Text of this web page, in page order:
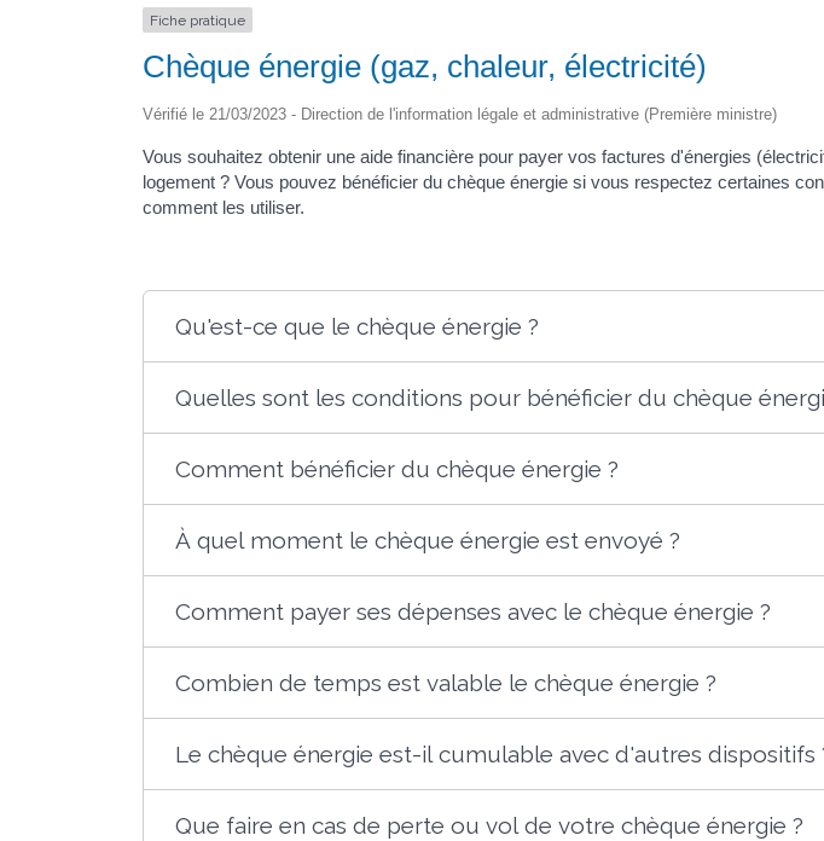
Fiche pratique
Chèque énergie (gaz, chaleur, électricité)
Vérifié le 21/03/2023 - Direction de l'information légale et administrative (Première ministre)
Vous souhaitez obtenir une aide financière pour payer vos factures d'énergies
logement ? Vous pouvez bénéficier du chèque énergie si vous respectez certaines
comment les utiliser.
Qu'est-ce que le chèque énergie ?
Quelles sont les conditions pour bénéficier du chèque
Comment bénéficier du chèque énergie ?
À quel moment le chèque énergie est envoyé ?
Comment payer ses dépenses avec le chèque énergie ?
Combien de temps est valable le chèque énergie ?
Le chèque énergie est-il cumulable avec d'autres dispositifs
Que faire en cas de perte ou vol de votre chèque énergie ?